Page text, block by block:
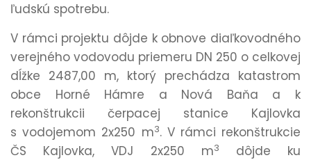
ľudskú spotrebu.
V rámci projektu dôjde k obnove diaľkovodného
verejného vodovodu priemeru DN 250 o celkovej
dĺžke 2487,00 m, ktorý prechádza katastrom
obce Horné Hámre a Nová Baňa a k
rekonštrukcii čerpacej stanice Kajlovka
s vodojemom 2x250 m3. V rámci rekonštrukcie
ČS Kajlovka, VDJ 2x250 m3
dôjde ku